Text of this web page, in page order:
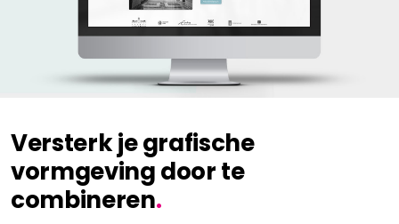
Versterk je grafische
vormgeving door te
combineren.